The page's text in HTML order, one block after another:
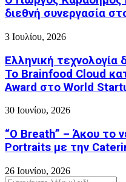
διεθνή συνεργασία
3 Ιουλίου, 2026
Ελληνική τεχνολογία
Το Brainfood Cloud
Award στο World
30 Ιουνίου, 2026
“O Breath” – Άκου το
Portraits με την
26 Ιουνίου, 2026